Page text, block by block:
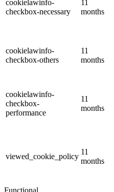
cookielawinfo-
checkbox-necessary
11
months
cookielawinfo-
checkbox-others
11
months
cookielawinfo-
checkbox-
performance
11
months
viewed_cookie_policy
11
months